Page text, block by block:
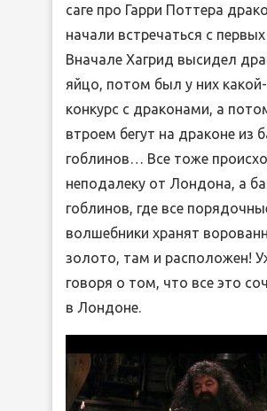
саге про Гарри Поттера
начали встречаться с
Вначале Хагрид высидел
яйцо, потом был у них
конкурс с драконами, а
втроем бегут на драконе из
гоблинов… Все тоже
неподалеку от Лондона, а
гоблинов, где все
волшебники хранят
золото, там и расположен!
говоря о том, что все это
в Лондоне.